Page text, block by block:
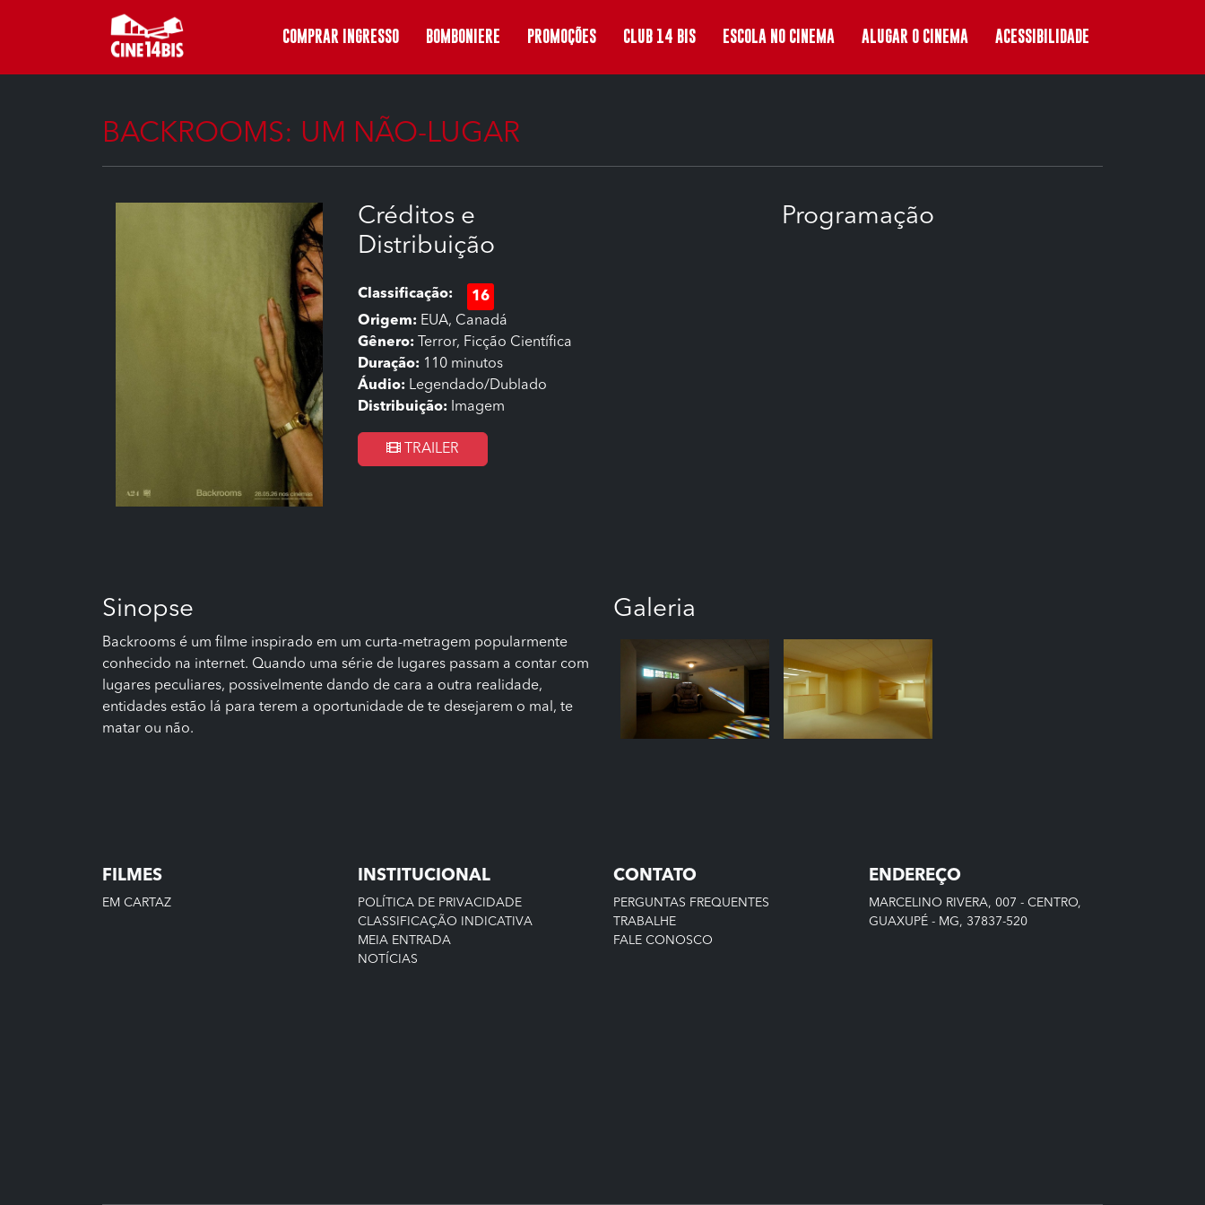
COMPRAR INGRESSO BOMBONIERE PROMOÇÕES CLUB 14 BIS ESCOLA NO CINEMA ALUGAR O CINEMA ACESSIBILIDADE
BACKROOMS: UM NÃO-LUGAR
Créditos e
Distribuição
Classificação:
16
Origem: EUA, Canadá
Gênero:
Terror, Ficção Científica
Duração: 110 minutos
Áudio: Legendado/Dublado
Distribuição: Imagem
TRAILER
Programação
Sinopse
Backrooms é um filme inspirado em um curta-metragem popularmente
conhecido na internet. Quando uma série de lugares passam a contar com
lugares peculiares, possivelmente dando de cara a outra realidade,
entidades estão lá para terem a oportunidade de te desejarem o mal, te
matar ou não.
Galeria
FILMES
EM CARTAZ
INSTITUCIONAL
POLÍTICA DE PRIVACIDADE
CLASSIFICAÇÃO INDICATIVA
MEIA ENTRADA
NOTÍCIAS
CONTATO
PERGUNTAS FREQUENTES
TRABALHE
FALE CONOSCO
ENDEREÇO
MARCELINO RIVERA, 007 - CENTRO,
GUAXUPÉ - MG, 37837-520